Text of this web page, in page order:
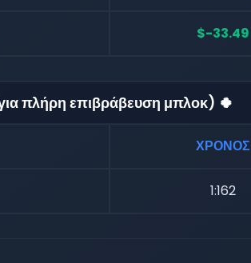
$-33.49
πλήρη επιβράβευση μπλοκ) 🍀
ΧΡΟΝΟΣ
1:162